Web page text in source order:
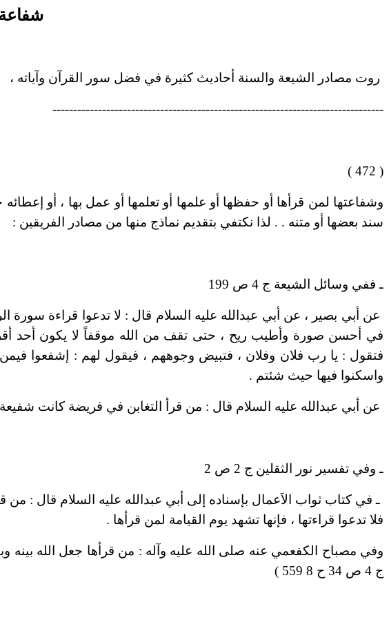
شفاعة
روت مصادر الشيعة والسنة أحاديث كثيرة في فضل سور القرآن وآياته ،
--------------------------------------------------------------------------------
( 472 )
وشفاعتها لمن قرأها أو حفظها أو علمها أو تعلمها أو عمل بها ، أو
سند بعضها أو متنه . . لذا نكتفي بتقديم نماذج منها من مصادر الفريقين :
ـ ففي وسائل الشيعة ج 4 ص 199
عن أبي بصير ، عن أبي عبدالله عليه السلام قال : لا تدعوا قراءة سورة
في أحسن صورة وأطيب ريح ، حتى تقف من الله موقفاً لا يكون أحد
فتقول : يا رب فلان وفلان ، فتبيض وجوههم ، فيقول لهم : إشفعوا
واسكنوا فيها حيث شئتم .
عن أبي عبدالله عليه السلام قال : من قرأ التغابن في فريضة كانت
ـ وفي تفسير نور الثقلين ج 2 ص 2
ـ في كتاب ثواب الاَعمال بإسناده إلى أبي عبدالله عليه السلام قال :
فلا تدعوا قراءتها ، فإنها تشهد يوم القيامة لمن قرأها .
وفي مصباح الكفعمي عنه صلى الله عليه وآله : من قرأها جعل الله بينه
ج 4 ص 34 ح 8 559 )